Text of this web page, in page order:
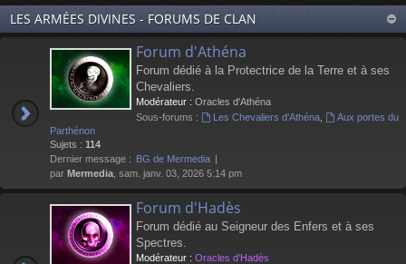
LES ARMÉES DIVINES - FORUMS DE CLAN
Forum d'Athéna
Forum dédié à la Protectrice de la Terre et à ses
Chevaliers.
Modérateur : Oracles d'Athéna
Sous-forums :
Les Chevaliers d'Athéna,
Aux portes du
Parthénon
Sujets : 114
Dernier message : BG de Mermedia
par Mermedia , sam. janv. 03, 2026 5:14 pm
Forum d'Hadès
Forum dédié au Seigneur des Enfers et à ses
Spectres.
Modérateur : Oracles d'Hadès